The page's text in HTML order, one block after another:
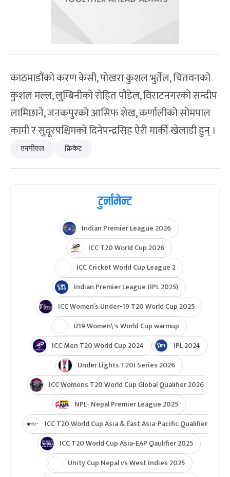
काठमाडौंको करण केसी, पोखरा कुशल भुर्तेल, चितवनको
कुशल मल्ल, लुम्बिनीको रोहित पौडेल, विराटनगरको सन्दीप
लामिछाने, जनकपुरको आसिफ शेख, कर्णालीको सोमपाल
कामी र सुदूरपश्चिमको दिनेपन्द्रसिंह ऐरी मार्की खेलाडी हुन् ।
एनपीएल क्रिकेट
टुर्नामेन्ट
Indian Premier League 2026
ICC T20 World Cup 2026
ICC Cricket World Cup League 2
Indian Premier League (IPL 2025)